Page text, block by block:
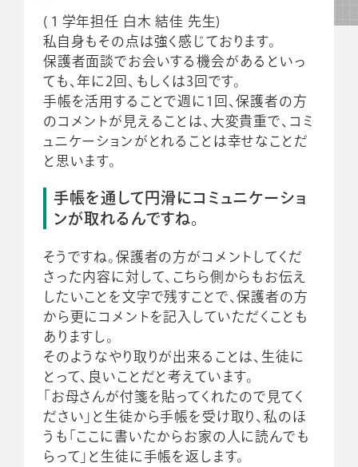
(１学年担任 白木 結佳 先生)
私自身もその点は強く感じております。
保護者面談でお会いする機会があるといっ
ても、年に2回、もしくは3回です。
手帳を活用することで週に1回、保護者の方
のコメントが見えることは、大変貴重で、コミ
ュニケーションがとれることは幸せなことだ
と思います。
手帳を通して円滑にコミュニケーショ
ンが取れるんですね。
そうですね。保護者の方がコメントしてくだ
さった内容に対して、こちら側からもお伝え
したいことを文字で残すことで、保護者の方
から更にコメントを記入していただくことも
ありますし。
そのようなやり取りが出来ることは、生徒に
とって、良いことだと考えています。
「お母さんが付箋を貼ってくれたので見てく
ださい」と生徒から手帳を受け取り、私のほ
うも「ここに書いたからお家の人に読んでも
らって」と生徒に手帳を返します。